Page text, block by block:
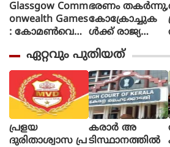
Glassgow Comm
onwealth Games
: കോമൺവെൽ
ഗ്ലാസ്ഗോയിൽ
കൊടിയിറങ്ങി,
മെഡൽ നേട്ട
ത്തിൽ ഇന്ത്യ
നാലാമത്
ഭരണം തകര്‍ന്നു,
കോക്രോച്ചുക
ള്‍ക്ക് രാജ്യത്തെ
മറിച്ചിടാന്‍ ക
ഴിയും:
പാകിസ്ഥാന്‍ ആ
ഭ്യന്തര മന്ത്രി
മൊഹ്സിന്‍ ന
ഖ്വി
ഏറ്റവും പുതിയത്
പ്രളയ
ദുരിതാശ്വാസ പ്ര
കരാര്‍ അ
ടിസ്ഥാനത്തില്‍